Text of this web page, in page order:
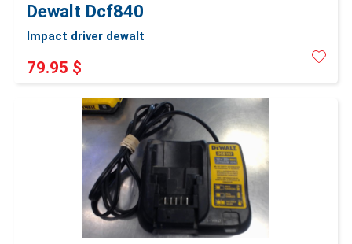
Dewalt Dcf840
Impact driver dewalt
79.95 $